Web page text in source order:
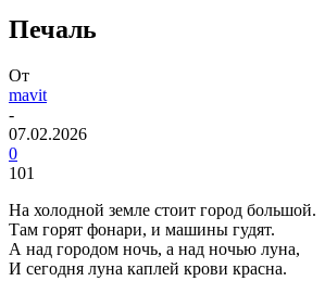
Печаль
От
mavit
-
07.02.2026
0
101
На холодной земле стоит город большой.
Там горят фонари, и машины гудят.
А над городом ночь, а над ночью луна,
И сегодня луна каплей крови красна.